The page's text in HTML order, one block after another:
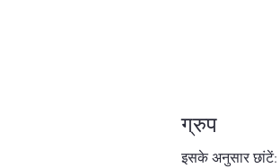
ग्रुप
इसके अनुसार छांटें: